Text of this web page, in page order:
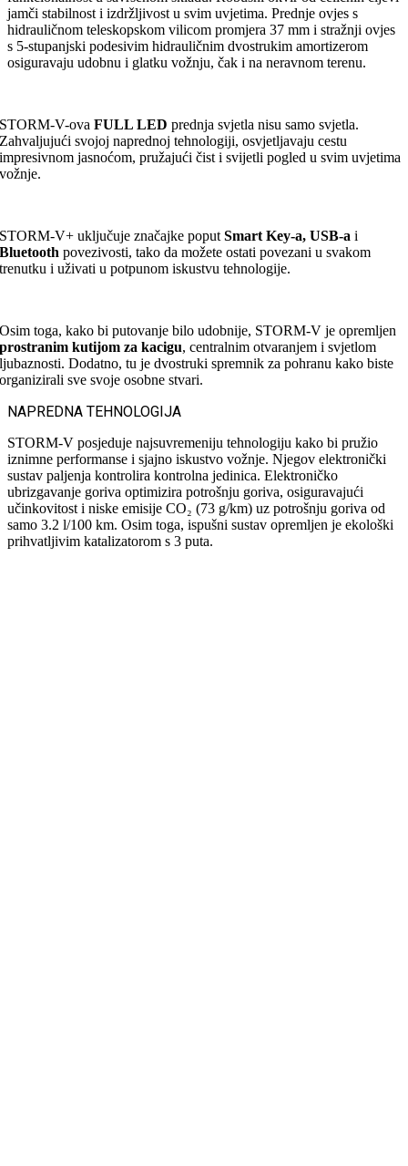
jamči stabilnost i izdržljivost u svim uvjetima. Prednje ovjes s
hidrauličnom teleskopskom vilicom promjera 37 mm i stražnji ovjes
s 5-stupanjski podesivim hidrauličnim dvostrukim amortizerom
osiguravaju udobnu i glatku vožnju, čak i na neravnom terenu.
STORM-V-ovaFULL LED prednja svjetla nisu samo svjetla.
Zahvaljujući svojoj naprednoj tehnologiji, osvjetljavaju cestu
impresivnom jasnoćom, pružajući čist i svijetli pogled u svim uvjetima
vožnje.
STORM-V+ uključuje značajke poputSmart Key-a, USB-a i
Bluetooth povezivosti, tako da možete ostati povezani u svakom
trenutku i uživati u potpunom iskustvu tehnologije.
Osim toga, kako bi putovanje bilo udobnije, STORM-V je opremljen
prostranim kutijom za kacigu, centralnim otvaranjem i svjetlom
ljubaznosti. Dodatno, tu je dvostruki spremnik za pohranu kako biste
organizirali sve svoje osobne stvari.
NAPREDNA TEHNOLOGIJA
STORM-V posjeduje najsuvremeniju tehnologiju kako bi pružio
iznimne performanse i sjajno iskustvo vožnje. Njegov elektronički
sustav paljenja kontrolira kontrolna jedinica. Elektroničko
ubrizgavanje goriva optimizira potrošnju goriva, osiguravajući
učinkovitost i niske emisije CO₂ (73 g/km) uz potrošnju goriva od
samo 3.2 l/100 km. Osim toga, ispušni sustav opremljen je ekološki
prihvatljivim katalizatorom s 3 puta.